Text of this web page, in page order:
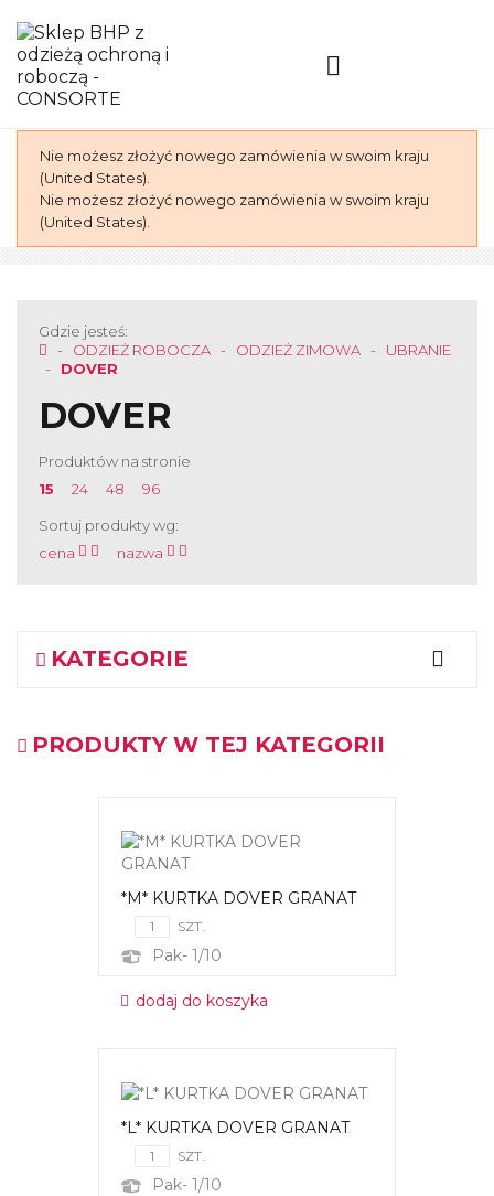
Nie możesz złożyć nowego zamówienia w swoim kraju
(United States).
Nie możesz złożyć nowego zamówienia w swoim kraju
(United States).
Gdzie jesteś:
ODZIEŻ ROBOCZA
ODZIEŻ ZIMOWA
UBRANIE
DOVER
DOVER
Produktów na stronie
15
24 48 96
Sortuj produkty wg:
cena
nazwa
KATEGORIE
PRODUKTY W TEJ KATEGORII
*M* KURTKA DOVER GRANAT
SZT.
Pak- 1/10
dodaj do koszyka
*L* KURTKA DOVER GRANAT
SZT.
Pak- 1/10